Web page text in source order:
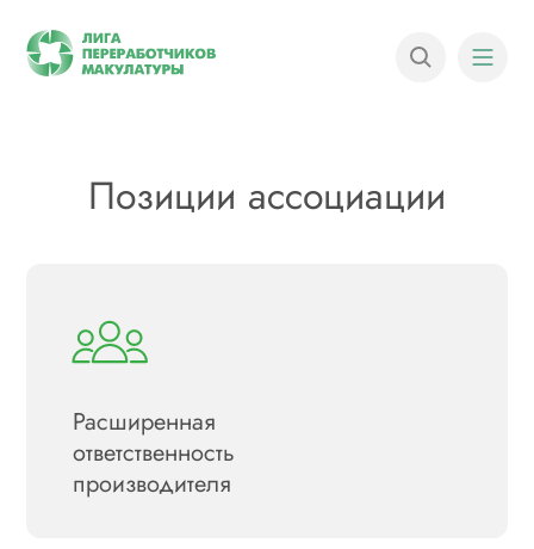
Позиции ассоциации
Расширенная
ответственность
производителя